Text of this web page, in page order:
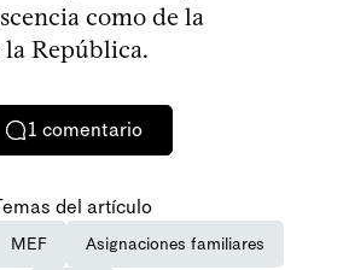
como de la
República.
1 comentario
del artículo
MEF Asignaciones familiares